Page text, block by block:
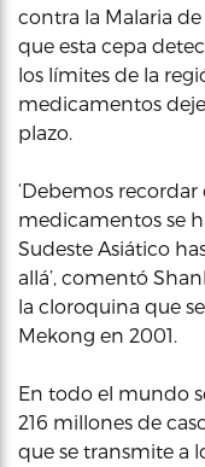
contra la Malaria
que esta cepa
los límites de la
medicamentos
plazo.
‘Debemos recordar
medicamentos se
Sudeste Asiático
allá’, comentó
la cloroquina que
Mekong en 2001.
En todo el mundo
216 millones de
que se transmite a